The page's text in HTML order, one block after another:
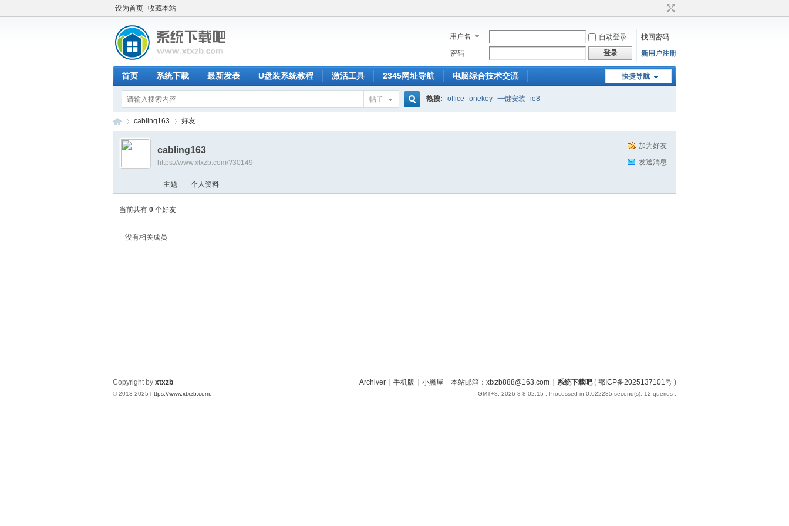
设为首页 收藏本站
用户名 自动登录
找回密码
密码
登录 新用户注册
快捷导航
首页 系统下载 最新发表 U盘装系统教程 激活工具 2345网址导航 电脑综合技术交流
帖子 热搜: office onekey 一键安装 ie8
›
cabling163 好友
加为好友
发送消息
cabling163
https://www.xtxzb.com/?30149
主题 个人资料
当前共有 0 个好友
没有相关成员
Archiver 手机版 小黑屋 本站邮箱：xtxzb888@163.com 系统下载吧( 鄂ICP备2025137101号 )
GMT+8, 2026-8-8 02:15 , Processed in 0.022285 second(s), 12 queries .
Copyright by xtxzb
© 2013-2025 https://www.xtxzb.com